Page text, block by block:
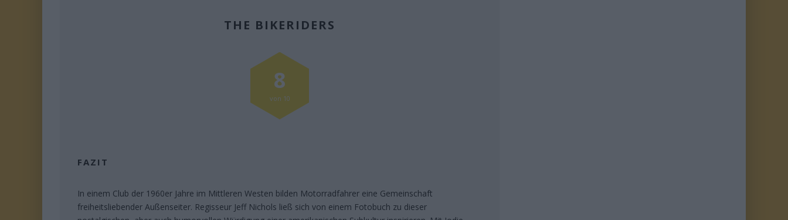
THE BIKERIDERS
FAZIT
In einem Club der 1960er Jahre im Mittleren Westen bilden Motorradfahrer eine Gemeinschaft
freiheitsliebender Außenseiter. Regisseur Jeff Nichols ließ sich von einem Fotobuch zu dieser
8
von 10